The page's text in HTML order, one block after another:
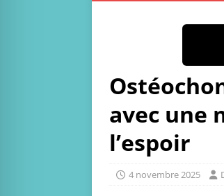
avec une
l’espoir
4 novembre 2025